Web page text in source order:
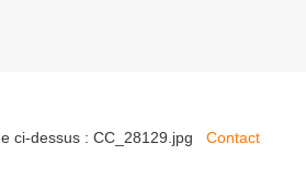
ci-dessus : CC_28129.jpg Contact